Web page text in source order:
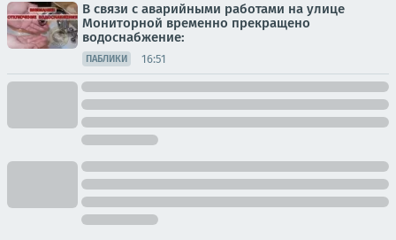
В связи с аварийными работами на улице
Мониторной временно прекращено
водоснабжение:
ПАБЛИКИ 16:51